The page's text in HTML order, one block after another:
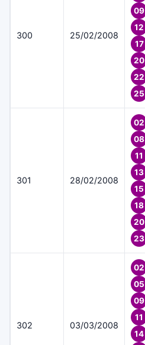
300 25/02/2008
09
12
17
20
22
25
301 28/02/2008
02
08
11
13
15
18
20
23
302 03/03/2008
02
05
09
11
14